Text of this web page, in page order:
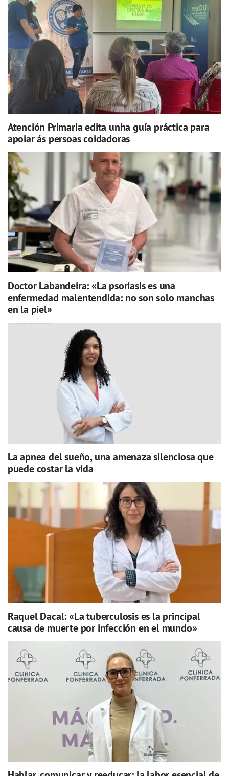
Atención Primaria edita unha guía práctica para
apoiar ás persoas coidadoras
Doctor Labandeira: «La psoriasis es una
enfermedad malentendida: no son solo manchas
en la piel»
La apnea del sueño, una amenaza silenciosa que
puede costar la vida
Raquel Dacal: «La tuberculosis es la principal
causa de muerte por infección en el mundo»